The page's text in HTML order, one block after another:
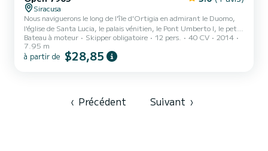
Siracusa
Nous naviguerons le long de l'île d'Ortigia en admirant le Duomo,
l'église de Santa Lucia, le palais vénitien, le Pont Umberto I, le petit
port, l'ancienne prison des Bourbons, les murs d'Espagne, le front
de mer de Levante, Forte Vigliera, le château de Maniace, la Fonte
Aretusa, le Lungomare Alfeo et la Porta Marina. Nous continuerons
Bateau à moteur Skipper obligatoire 12 pers. 40 CV
2014
7.95 m
à partir de $28,85
‹ Précédent Suivant ›